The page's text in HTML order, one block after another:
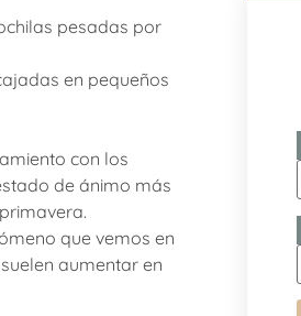
pesadas por
en pequeños
con los
de ánimo más
que vemos en
aumentar en